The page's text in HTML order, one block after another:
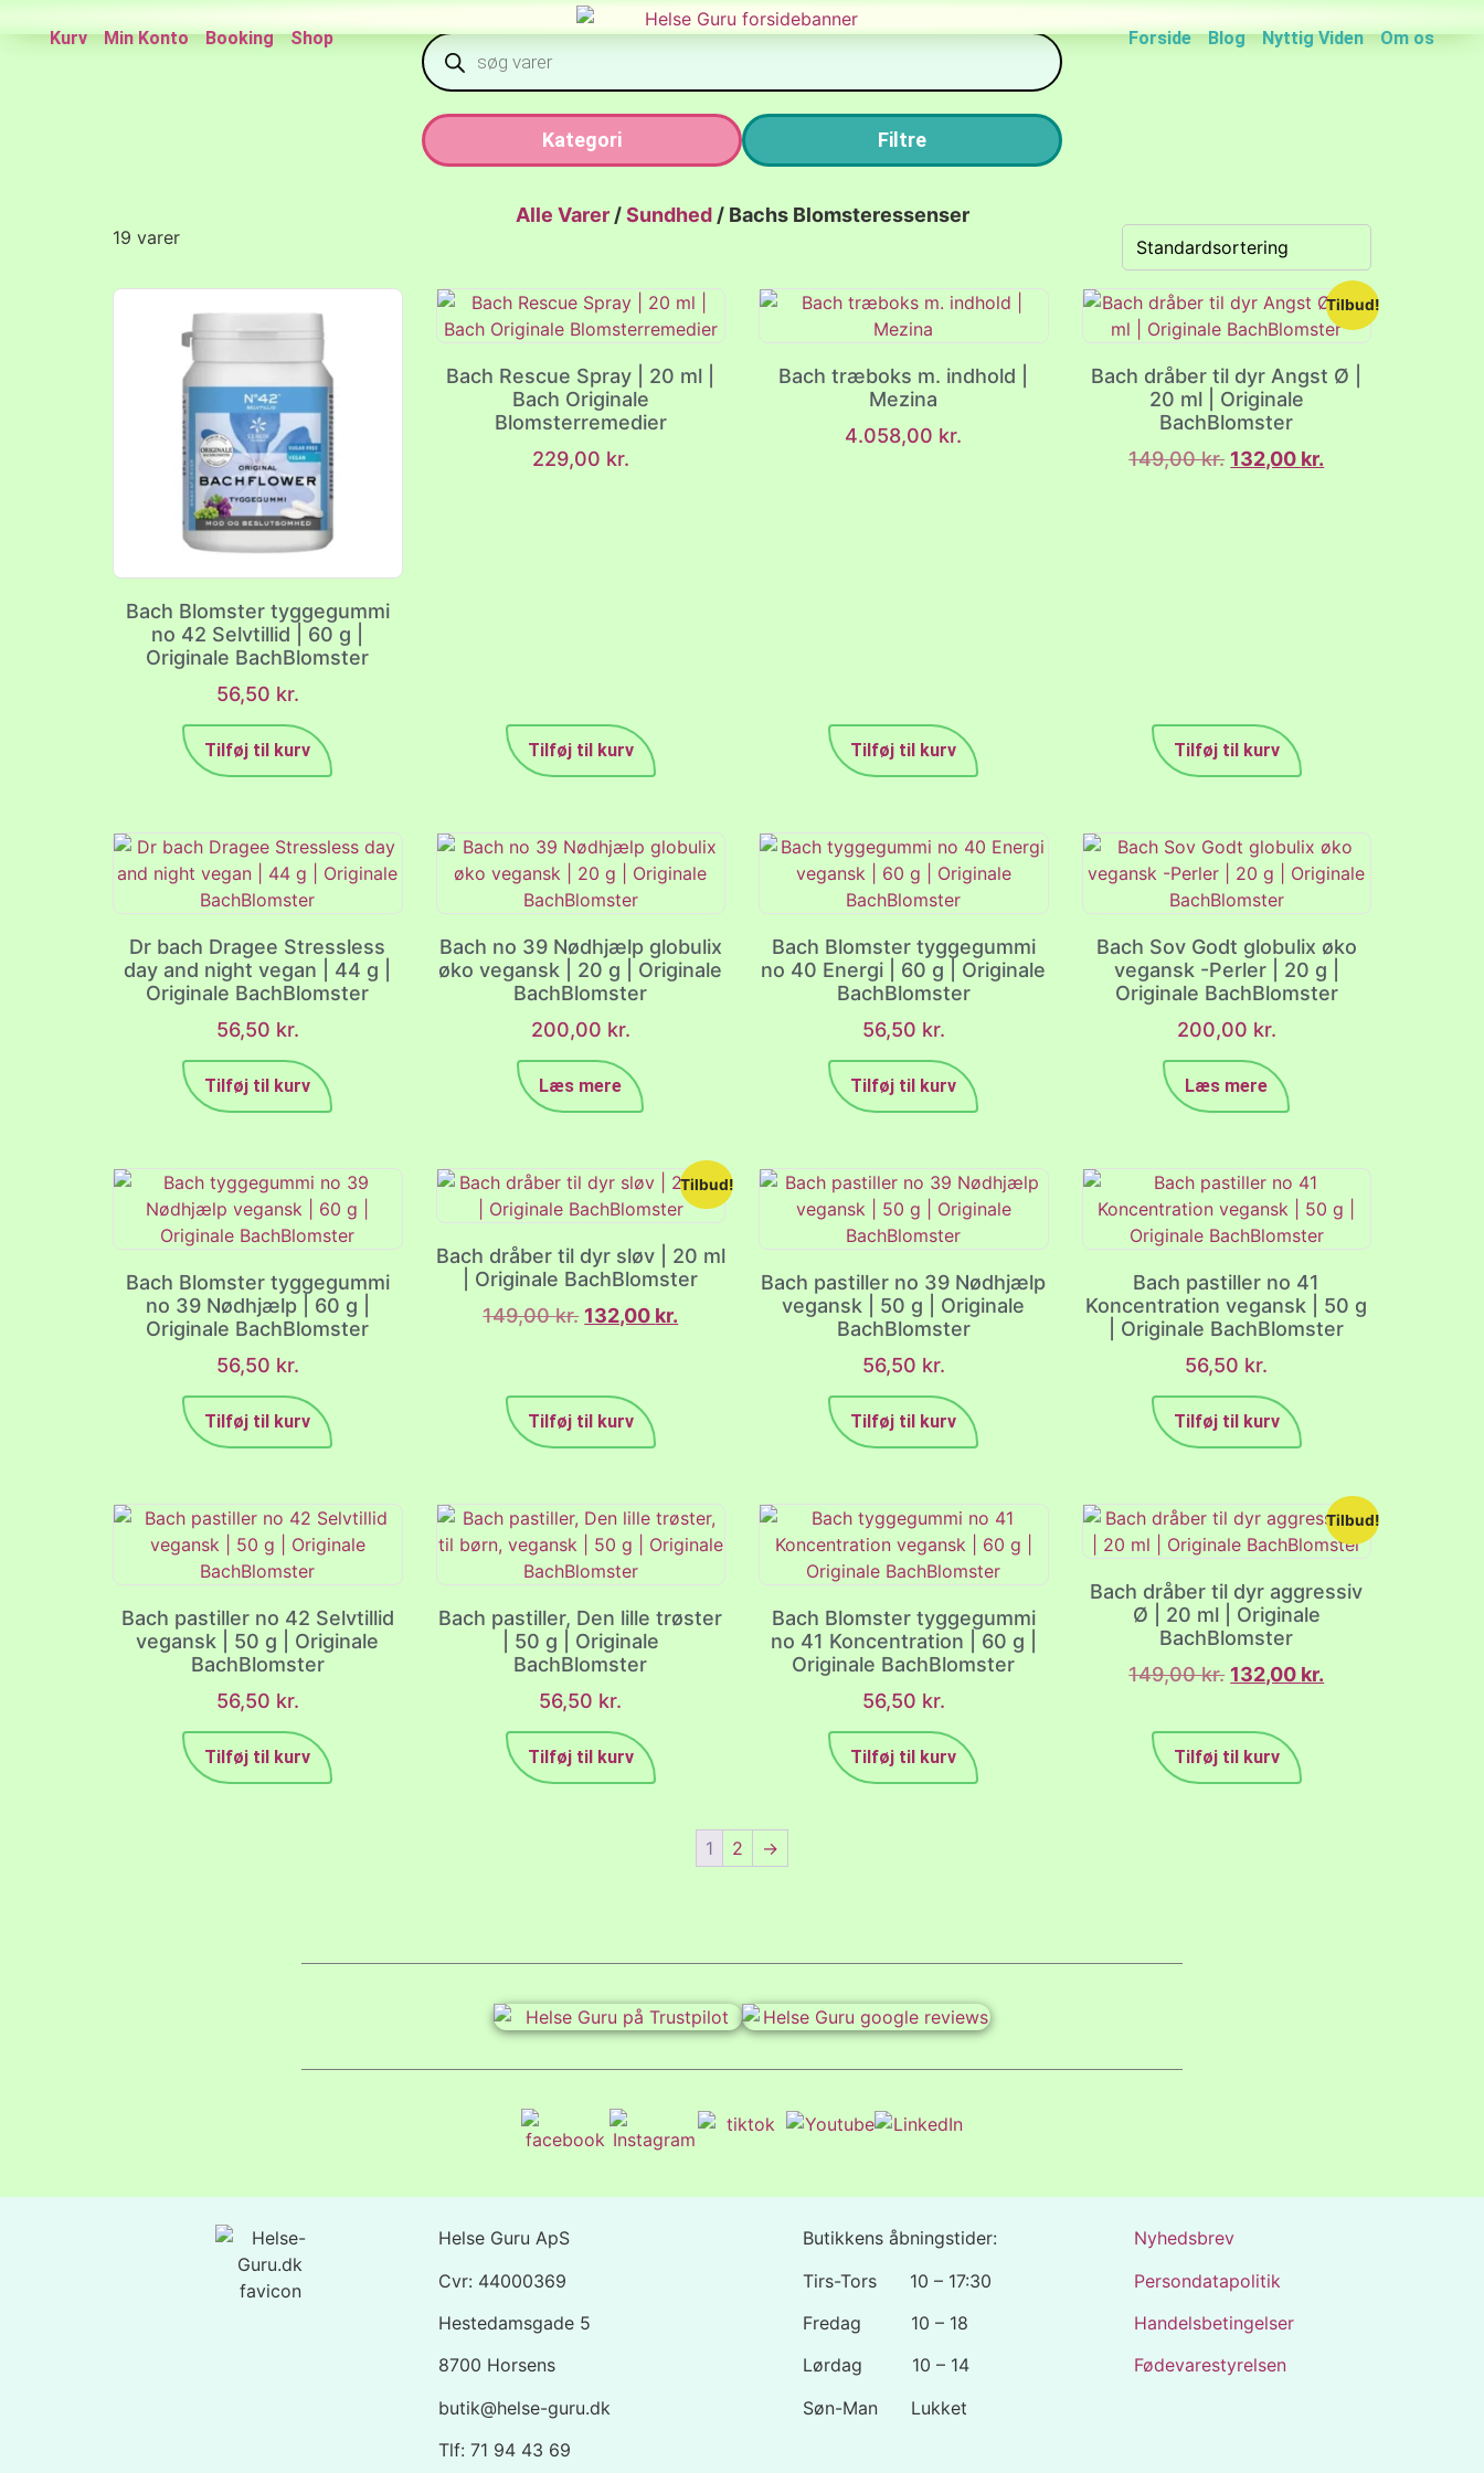
Forside Blog Nyttig Viden Om os
Kurv Min Konto Booking Shop
Kategori Filtre
Alle Varer / Sundhed /Bachs Blomsteressenser
19 varer
Bach Blomster tyggegummi
no 42 Selvtillid | 60 g |
Originale BachBlomster
56,50 kr.
Tilføj til kurv
Bach Rescue Spray | 20 ml |
Bach Originale
Blomsterremedier
229,00 kr.
Tilføj til kurv
Bach træboks m. indhold |
Mezina
4.058,00 kr.
Tilføj til kurv
Tilbud!
Bach dråber til dyr Angst Ø |
20 ml | Originale
BachBlomster
149,00kr. 132,00 kr.
Tilføj til kurv
Dr bach Dragee Stressless
day and night vegan | 44 g |
Originale BachBlomster
56,50 kr.
Tilføj til kurv
Bach no 39 Nødhjælp globulix
øko vegansk | 20 g | Originale
BachBlomster
200,00 kr.
Læs mere
Bach Blomster tyggegummi
no 40 Energi | 60 g | Originale
BachBlomster
56,50 kr.
Tilføj til kurv
Bach Sov Godt globulix øko
vegansk -Perler | 20 g |
Originale BachBlomster
200,00 kr.
Læs mere
Bach Blomster tyggegummi
no 39 Nødhjælp | 60 g |
Originale BachBlomster
56,50 kr.
Tilføj til kurv
Tilbud!
Bach dråber til dyr sløv | 20 ml
| Originale BachBlomster
149,00kr. 132,00 kr.
Tilføj til kurv
Bach pastiller no 39 Nødhjælp
vegansk | 50 g | Originale
BachBlomster
56,50 kr.
Tilføj til kurv
Bach pastiller no 41
Koncentration vegansk | 50 g
| Originale BachBlomster
56,50 kr.
Tilføj til kurv
Bach pastiller no 42 Selvtillid
vegansk | 50 g | Originale
BachBlomster
56,50 kr.
Tilføj til kurv
Bach pastiller, Den lille trøster
| 50 g | Originale
BachBlomster
56,50 kr.
Tilføj til kurv
Bach Blomster tyggegummi
no 41 Koncentration | 60 g |
Originale BachBlomster
56,50 kr.
Tilføj til kurv
Tilbud!
Bach dråber til dyr aggressiv
Ø | 20 ml | Originale
BachBlomster
149,00kr. 132,00 kr.
Tilføj til kurv
1 2 →
Helse Guru ApS
Cvr: 44000369
Hestedamsgade 5
8700 Horsens
butik@helse-guru.dk
Tlf: 71 94 43 69
Butikkens åbningstider:
Tirs-Tors 10 – 17:30
Fredag 10 – 18
Lørdag 10 – 14
Søn-Man Lukket
Nyhedsbrev
Persondatapolitik
Handelsbetingelser
Fødevarestyrelsen